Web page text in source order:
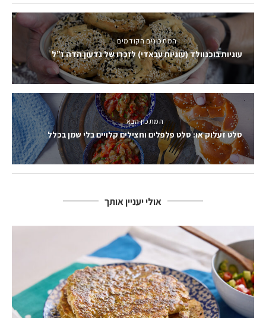
המתכונים הקודמים
עוגיות בוכנוולד (עוגיות עבאדי) לזכרו של גדעון הדה ז”ל
המתכון הבא
סלט זעלוק או: סלט פלפלים וחצילים קלויים בלי שמן בכלל
אולי יעניין אותך